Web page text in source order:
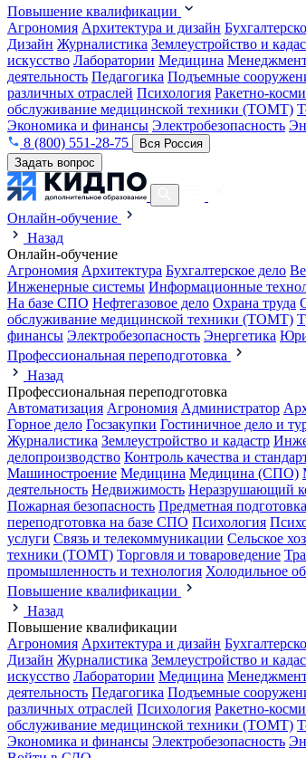
Повышение квалификации
Агрономия Архитектура и дизайн
Дизайн Журналистика Землеустройство и
искусство Лаборатории Медицина
деятельность Педагогика Подъемные
различных отраслей Психология Ракетно-
обслуживание медицинской техники (ТОМТ)
Экономика и финансы Электробезопасность
8 (800) 551-28-75
Вся Россия
Задать вопрос
Онлайн-обучение
Назад
Онлайн-обучение
Агрономия Архитектура Бухгалтерское дело
Инженерные системы Информационные
На базе СПО Нефтегазовое дело Охрана труда
обслуживание медицинской техники (ТОМТ)
финансы Электробезопасность Энергетика
Профессиональная переподготовка
Назад
Профессиональная переподготовка
Автоматизация Агрономия Администратор
Горное дело Госзакупки Гостиничное дело и
Журналистика Землеустройство и кадастр
делопроизводство Контроль качества и
Машиностроение Медицина Медицина (СПО)
деятельность Недвижимость Неразрушающий
Пожарная безопасность Предметная
переподготовка на базе СПО Психология
услуги Связь и телекоммуникации Сельское
техники (ТОМТ) Торговля и товароведение
промышленность и технология Холодильное
Повышение квалификации
Назад
Повышение квалификации
Агрономия Архитектура и дизайн
Дизайн Журналистика Землеустройство и
искусство Лаборатории Медицина
деятельность Педагогика Подъемные
различных отраслей Психология Ракетно-
обслуживание медицинской техники (ТОМТ)
Экономика и финансы Электробезопасность